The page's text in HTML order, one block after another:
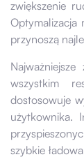
zwiększenie
Optymalizacja
przynoszą
wszystkim
dostosowuje
użytkownika.
szybkie